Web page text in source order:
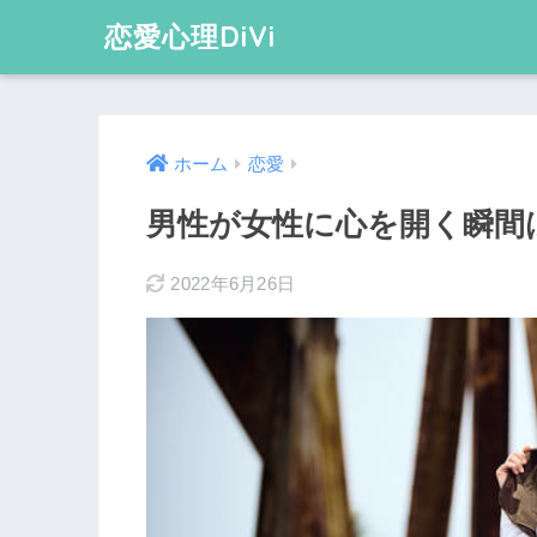
恋愛心理DiVi
ホーム 恋愛
男性が女性に心を開く瞬間
2022年6月26日